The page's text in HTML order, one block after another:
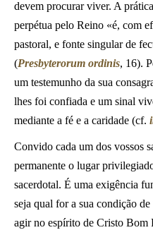
devem procurar viver. A
perpétua pelo Reino «é, com
pastoral, e fonte singular de
(Presbyterorum ordinis, 16).
um testemunho da sua
lhes foi confiada e um sinal
mediante a fé e a caridade (cf.
Convido cada um dos vossos
permanente o lugar
sacerdotal. É uma exigência
seja qual for a sua condição
agir no espírito de Cristo Bom